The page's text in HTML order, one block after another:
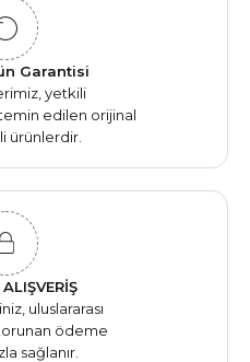
Garantisi
yetkili
edilen orijinal
ürünlerdir.
uluslararası
ödeme
sağlanır.